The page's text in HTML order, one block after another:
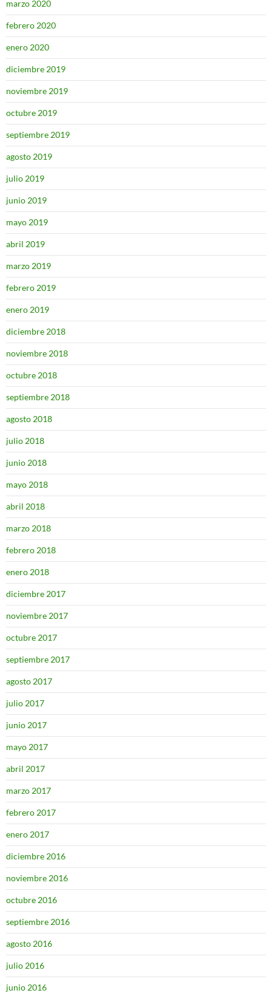
marzo 2020
febrero 2020
enero 2020
diciembre 2019
noviembre 2019
octubre 2019
septiembre 2019
agosto 2019
julio 2019
junio 2019
mayo 2019
abril 2019
marzo 2019
febrero 2019
enero 2019
diciembre 2018
noviembre 2018
octubre 2018
septiembre 2018
agosto 2018
julio 2018
junio 2018
mayo 2018
abril 2018
marzo 2018
febrero 2018
enero 2018
diciembre 2017
noviembre 2017
octubre 2017
septiembre 2017
agosto 2017
julio 2017
junio 2017
mayo 2017
abril 2017
marzo 2017
febrero 2017
enero 2017
diciembre 2016
noviembre 2016
octubre 2016
septiembre 2016
agosto 2016
julio 2016
junio 2016